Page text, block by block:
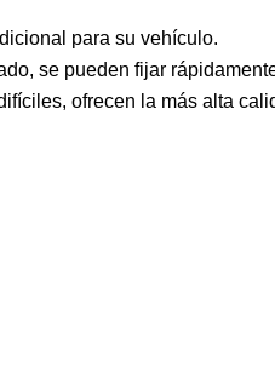
para su vehículo.
se pueden fijar
ofrecen la más alta